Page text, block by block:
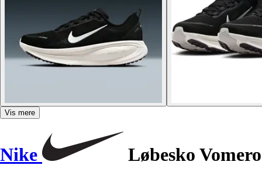
Vis mere
Nike Løbesko